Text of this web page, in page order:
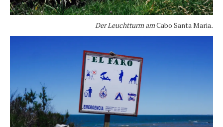
Der Leuchtturm amCabo Santa Maria.